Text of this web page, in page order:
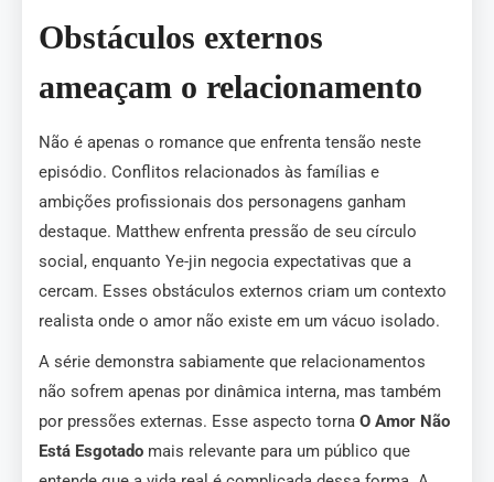
Obstáculos externos
ameaçam o relacionamento
Não é apenas o romance que enfrenta tensão neste
episódio. Conflitos relacionados às famílias e
ambições profissionais dos personagens ganham
destaque. Matthew enfrenta pressão de seu círculo
social, enquanto Ye-jin negocia expectativas que a
cercam. Esses obstáculos externos criam um contexto
realista onde o amor não existe em um vácuo isolado.
A série demonstra sabiamente que relacionamentos
não sofrem apenas por dinâmica interna, mas também
por pressões externas. Esse aspecto torna O Amor Não
Está Esgotado mais relevante para um público que